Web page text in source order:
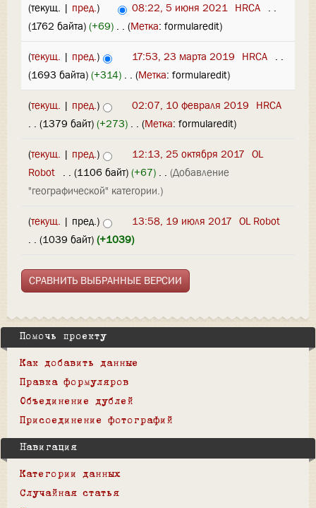
(текущ. | пред.) 08:22, 5 июня 2021 HRCA . .
(1762 байта) (+69) . . (Метка: formularedit)
(текущ. | пред.) 17:53, 23 марта 2019 HRCA . .
(1693 байта) (+314) . . (Метка: formularedit)
(текущ. | пред.) 02:07, 10 февраля 2019 HRCA
. . (1379 байт) (+273) . . (Метка: formularedit)
(текущ. | пред.) 12:13, 25 октября 2017 OL
Robot . . (1106 байт) (+67) . . (Добавление
"географической" категории.)
(текущ. | пред.) 13:58, 19 июля 2017 OL Robot
. . (1039 байт) (+1039)
Помочь проекту
Как добавить данные
Правка формуляров
Объединение дублей
Присоединение фотографий
Навигация
Категории данных
Случайная статья